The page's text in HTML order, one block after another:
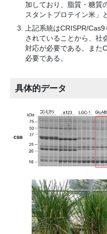
加しており、脂質・糖質
スタントプロテイン米」
上記系統はCRISPR/
されていることから、社
対応が必要である。また
必要である。
具体的データ